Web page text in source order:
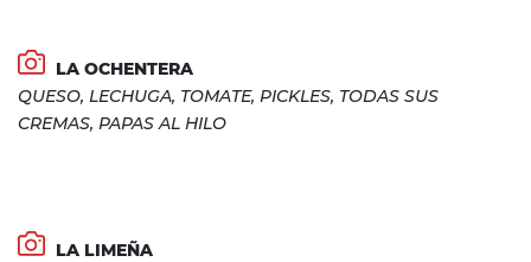
LA OCHENTERA
QUESO, LECHUGA, TOMATE, PICKLES, TODAS SUS
CREMAS, PAPAS AL HILO
LA LIMEÑA